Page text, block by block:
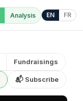
Analysis EN FR
Fundraisings
📬 Subscribe